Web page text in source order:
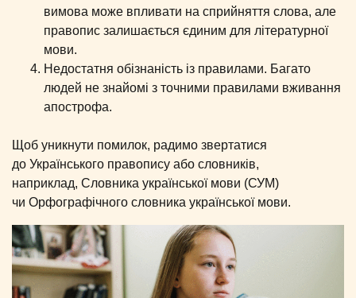
вимова може впливати на сприйняття слова, але
правопис залишається єдиним для літературної
мови.
Недостатня обізнаність із правилами. Багато
людей не знайомі з точними правилами вживання
апострофа.
Щоб уникнути помилок, радимо звертатися
до Українського правопису або словників,
наприклад, Словника української мови (СУМ)
чи Орфографічного словника української мови.